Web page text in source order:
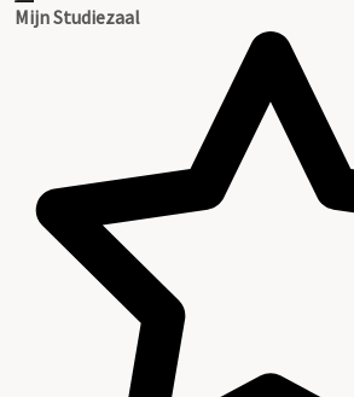
Mijn Studiezaal